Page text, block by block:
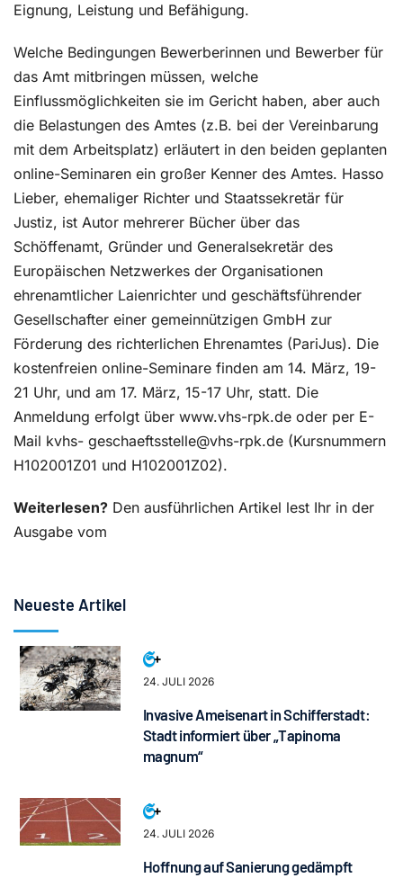
Eignung, Leistung und Befähigung.
Welche Bedingungen Bewerberinnen und Bewerber für
das Amt mitbringen müssen, welche
Einflussmöglichkeiten sie im Gericht haben, aber auch
die Belastungen des Amtes (z.B. bei der Vereinbarung
mit dem Arbeitsplatz) erläutert in den beiden geplanten
online-Seminaren ein großer Kenner des Amtes. Hasso
Lieber, ehemaliger Richter und Staatssekretär für
Justiz, ist Autor mehrerer Bücher über das
Schöffenamt, Gründer und Generalsekretär des
Europäischen Netzwerkes der Organisationen
ehrenamtlicher Laienrichter und geschäftsführender
Gesellschafter einer gemeinnützigen GmbH zur
Förderung des richterlichen Ehrenamtes (PariJus). Die
kostenfreien online-Seminare finden am 14. März, 19-
21 Uhr, und am 17. März, 15-17 Uhr, statt. Die
Anmeldung erfolgt über www.vhs-rpk.de oder per E-
Mail kvhs- geschaeftsstelle@vhs-rpk.de (Kursnummern
H102001Z01 und H102001Z02).
Weiterlesen? Den ausführlichen Artikel lest Ihr in der
Ausgabe vom
Neueste Artikel
24. JULI 2026
Invasive Ameisenart in Schifferstadt:
Stadt informiert über „Tapinoma
magnum“
24. JULI 2026
Hoffnung auf Sanierung gedämpft